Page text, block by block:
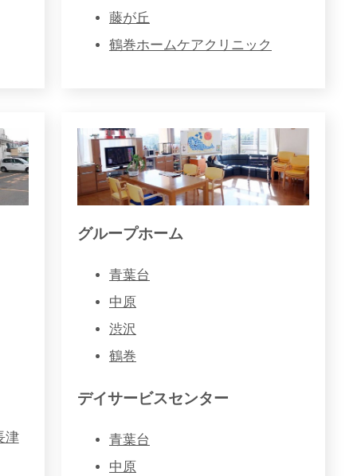
藤が丘
鶴巻ホームケアクリニック
津
グループホーム
青葉台
中原
渋沢
鶴巻
デイサービスセンター
青葉台
中原